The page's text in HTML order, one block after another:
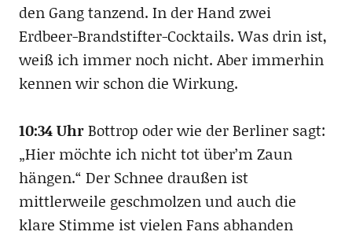
den Gang tanzend. In der Hand zwei
Erdbeer-Brandstifter-Cocktails. Was drin ist,
weiß ich immer noch nicht. Aber immerhin
kennen wir schon die Wirkung.
10:34 UhrBottrop oder wie der Berliner sagt:
„Hier möchte ich nicht tot über’m Zaun
hängen.“ Der Schnee draußen ist
mittlerweile geschmolzen und auch die
klare Stimme ist vielen Fans abhanden